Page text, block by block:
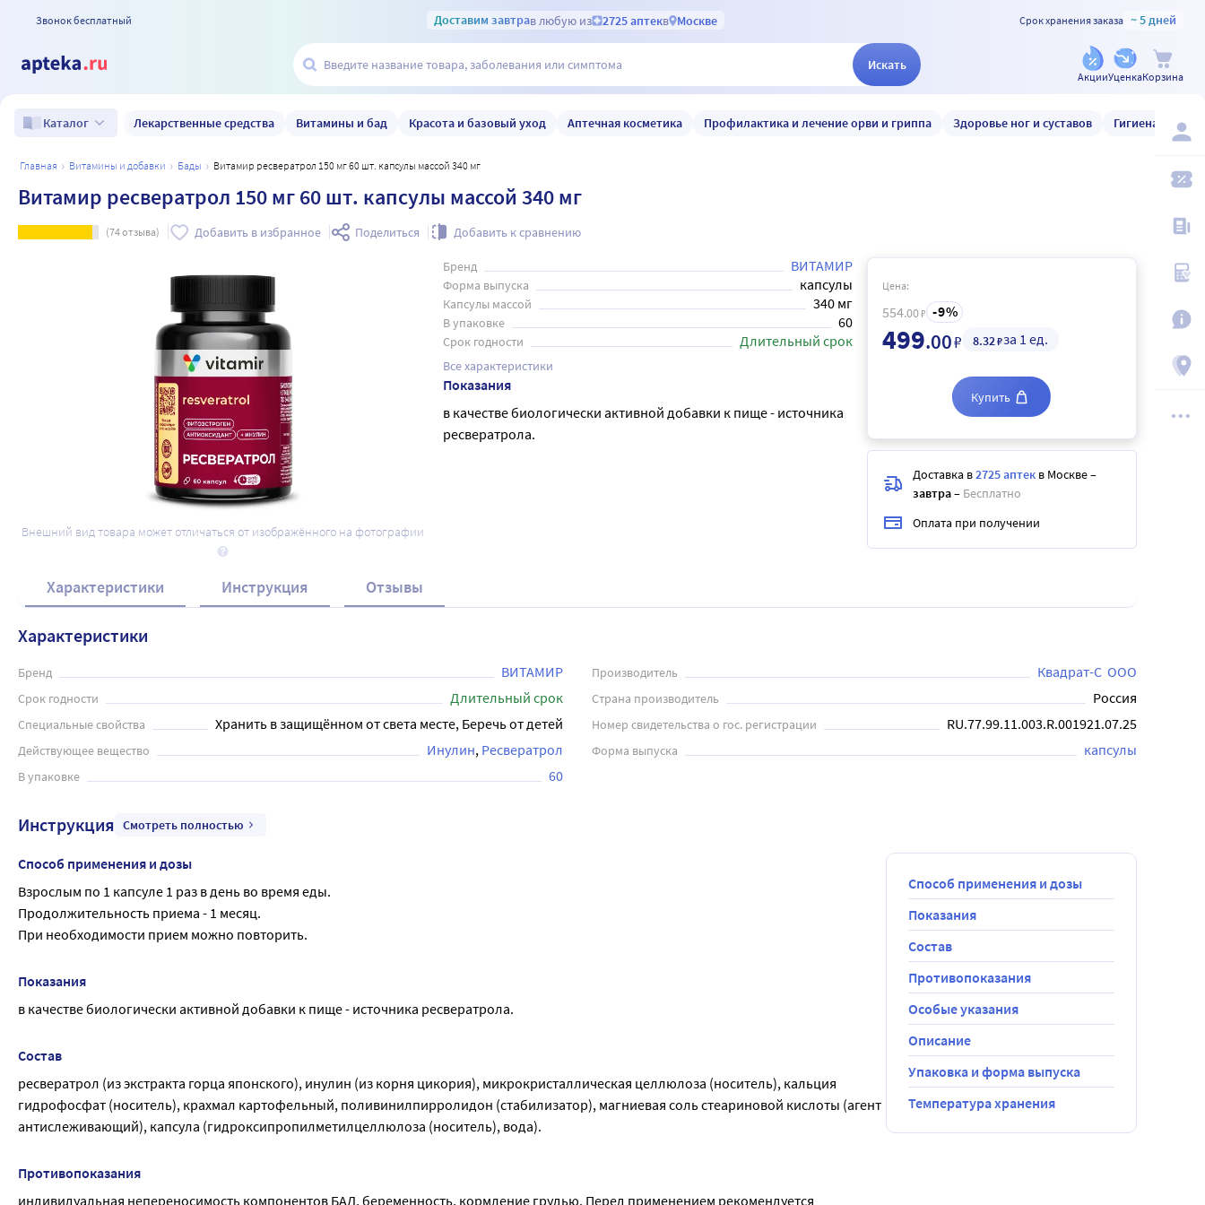
Звонок бесплатный Доставим завтрав любую из 2725 аптекв Москве Срок хранения заказа ~ 5 дней
Искать
АкцииУценкаКорзина
Каталог Лекарственные средства Витамины и бад Красота и базовый уход Аптечная косметика Профилактика и лечение орви и гриппа Здоровье ног и суставов Гигиена и уход
главная витамины и добавки бады Витамир ресвератрол 150 мг 60 шт. капсулы массой 340 мг
Витамир ресвератрол 150 мг 60 шт. капсулы массой 340 мг
(74отзыва) Добавить в избранное Поделиться Добавить к сравнению
Внешний вид товара может отличаться от изображённого на фотографии
Бренд ВИТАМИР
Форма выпуска капсулы
Капсулы массой 340 мг
В упаковке 60
Срок годности Длительный срок
Все характеристики
Показания
в качестве биологически активной добавки к пище - источника
ресвератрола.
Цена:
554.00₽ 9
499.00₽ 8.32₽за 1 ед.
Купить
Доставка в2725 аптек в Москве–
завтра– Бесплатно
Оплата при получении
Характеристики Инструкция Отзывы
Характеристики
Бренд ВИТАМИР Производитель Квадрат-С  ООО
Срок годности Длительный срок Страна производитель Россия
Специальные свойства Хранить в защищённом от света месте, Беречь от детей Номер свидетельства о гос. регистрации RU.77.99.11.003.R.001921.07.25
Действующее вещество Инулин Ресвератрол Форма выпуска капсулы
В упаковке 60
Инструкция Смотреть полностью
Способ применения и дозы
Взрослым по 1 капсуле 1 раз в день во время еды.
Продолжительность приема - 1 месяц.
При необходимости прием можно повторить.
Показания
в качестве биологически активной добавки к пище - источника ресвератрола.
Состав
ресвератрол (из экстракта горца японского), инулин (из корня цикория), микрокристаллическая целлюлоза (носитель), кальция
гидрофосфат (носитель), крахмал картофельный, поливинилпирролидон (стабилизатор), магниевая соль стеариновой кислоты (агент
антислеживающий), капсула (гидроксипропилметилцеллюлоза (носитель), вода).
Противопоказания
индивидуальная непереносимость компонентов БАД, беременность, кормление грудью. Перед применением рекомендуется
Способ применения и дозы
Показания
Состав
Противопоказания
Особые указания
Описание
Упаковка и форма выпуска
Температура хранения